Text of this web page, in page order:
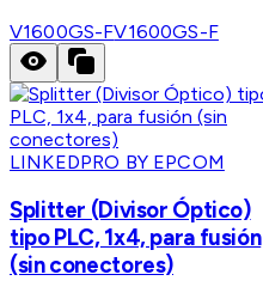
V1600GS-FV1600GS-F
LINKEDPRO BY EPCOM
Splitter (Divisor Óptico)
tipo PLC, 1x4, para fusión
(sin conectores)